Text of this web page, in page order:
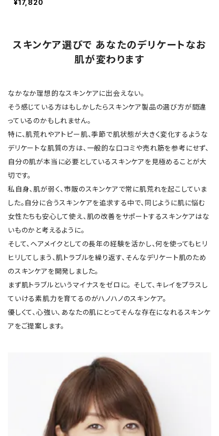
¥17,820
スキンケア選びで あなたのデリケートなお
肌が変わります
なかなか理想的なスキンケアに出会えない。
そう感じている方はもしかしたらスキンケア製品の選び方が間違
っているのかもしれません。
特に、肌荒れやアトピー肌、季節で肌状態が大きく変化するような
デリケートな肌質の方は、一般的な口コミや売れ筋を参考にせず、
自分の肌が本当に必要としているスキンケアを見極めることが大
切です。
私自身、肌が弱く、市販のスキンケアで常に肌荒れを起こしていま
した。自分に合うスキンケアを追求する中で、同じように肌に悩む
女性たちも安心して使え、肌の改善をサポートするスキンケアはな
いものかと考えるように。
そして、ヘアメイクとしての長年の経験を活かし、何を使ってもヒリ
ヒリしてしまう、肌トラブルを繰り返す、そんなデリケート肌のため
のスキンケアを開発しました。
まず肌トラブルというマイナスをゼロに。 そして、キレイをプラスし
ていける素肌力を育てるのがハノハノのスキンケア。
優しくて、心強い、あなたの肌にとってそんな存在になれるスキンケ
アをご提案します。